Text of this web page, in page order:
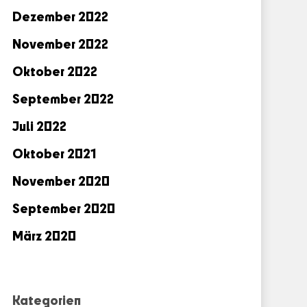
Dezember 2022
November 2022
Oktober 2022
September 2022
Juli 2022
Oktober 2021
November 2020
September 2020
März 2020
Kategorien